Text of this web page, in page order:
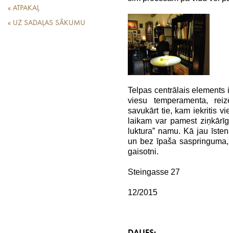
« ATPAKAĻ
« UZ SADAĻAS SĀKUMU
Telpas centrālais
viesu temperamenta,
savukārt tie, kam iekritis
laikam var pamest
luktura” namu. Kā jau
un bez īpaša
gaisotni.
Steingasse 27
12/2015